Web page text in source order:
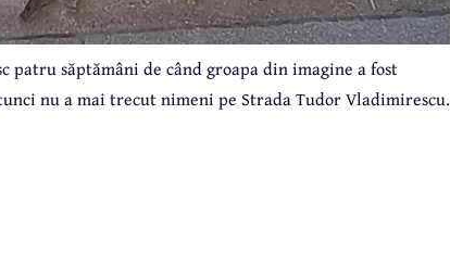
patru săptămâni de când groapa din imagine a fost
nu a mai trecut nimeni pe Strada Tudor Vladimirescu.